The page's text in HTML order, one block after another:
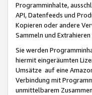
Programminhalte,
API, Datenfeeds und
Kopieren oder andere
Sammeln und
Sie werden
hiermit eingeräumten
Umsätze auf eine
Verbindung mit
unmittelbarem